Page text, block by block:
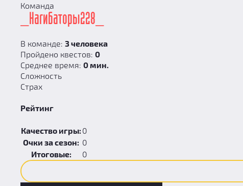
Команда
_Нагибаторы228_
В команде: 3 человека
Пройдено квестов: 0
Среднее время: 0 мин.
Сложность
Страх
Рейтинг
Качество игры: 0
Очки за сезон: 0
Итоговые:
0